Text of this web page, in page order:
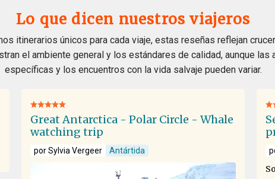
Lo que dicen nuestros viajeros
itinerarios únicos para cada viaje, estas reseñas reflejan
el ambiente general y los estándares de calidad, aunque las
específicas y los encuentros con la vida salvaje pueden variar.
Great Antarctica - Polar Circle - Whale
watching trip
por Sylvia Vergeer Antártida